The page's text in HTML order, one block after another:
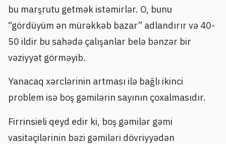
bu marşrutu getmək istəmirlər. O, bunu
“gördüyüm ən mürəkkəb bazar” adlandırır və 40-
50 ildir bu sahədə çalışanlar belə bənzər bir
vəziyyət görməyib.
Yanacaq xərclərinin artması ilə bağlı ikinci
problem isə boş gəmilərin sayının çoxalmasıdır.
Firrinsieli qeyd edir ki, boş gəmilər gəmi
vasitəçilərinin bəzi gəmiləri dövriyyədən